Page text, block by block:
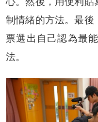
制情緒的方法。最後
票選出自己認為最
法。